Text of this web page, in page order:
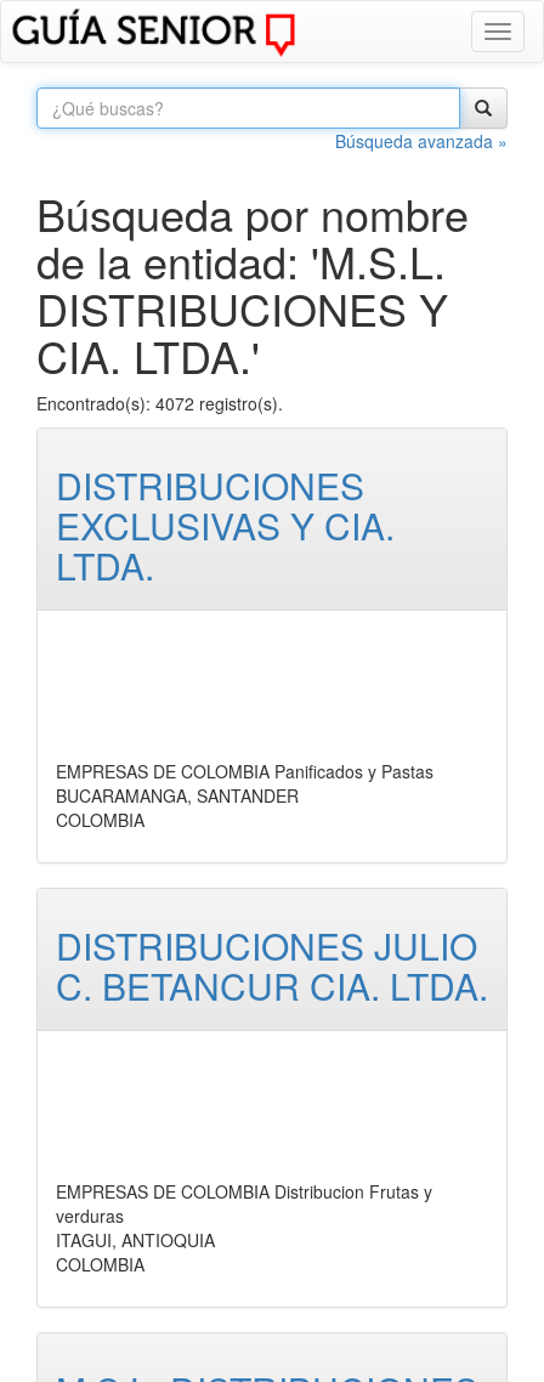
Búsqueda avanzada »
Búsqueda por nombre
de la entidad: 'M.S.L.
DISTRIBUCIONES Y
CIA. LTDA.'
Encontrado(s): 4072 registro(s).
DISTRIBUCIONES
EXCLUSIVAS Y CIA.
LTDA.
EMPRESAS DE COLOMBIA Panificados y Pastas
BUCARAMANGA, SANTANDER
COLOMBIA
DISTRIBUCIONES JULIO
C. BETANCUR CIA. LTDA.
EMPRESAS DE COLOMBIA Distribucion Frutas y
verduras
ITAGUI, ANTIOQUIA
COLOMBIA